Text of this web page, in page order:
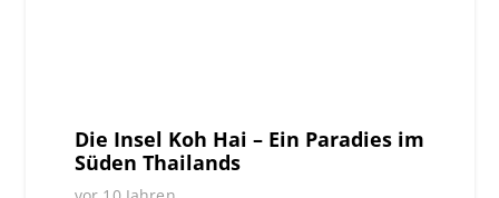
Die Insel Koh Hai – Ein Paradies im
Süden Thailands